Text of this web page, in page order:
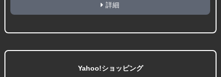
詳細
Yahoo!ショッピング